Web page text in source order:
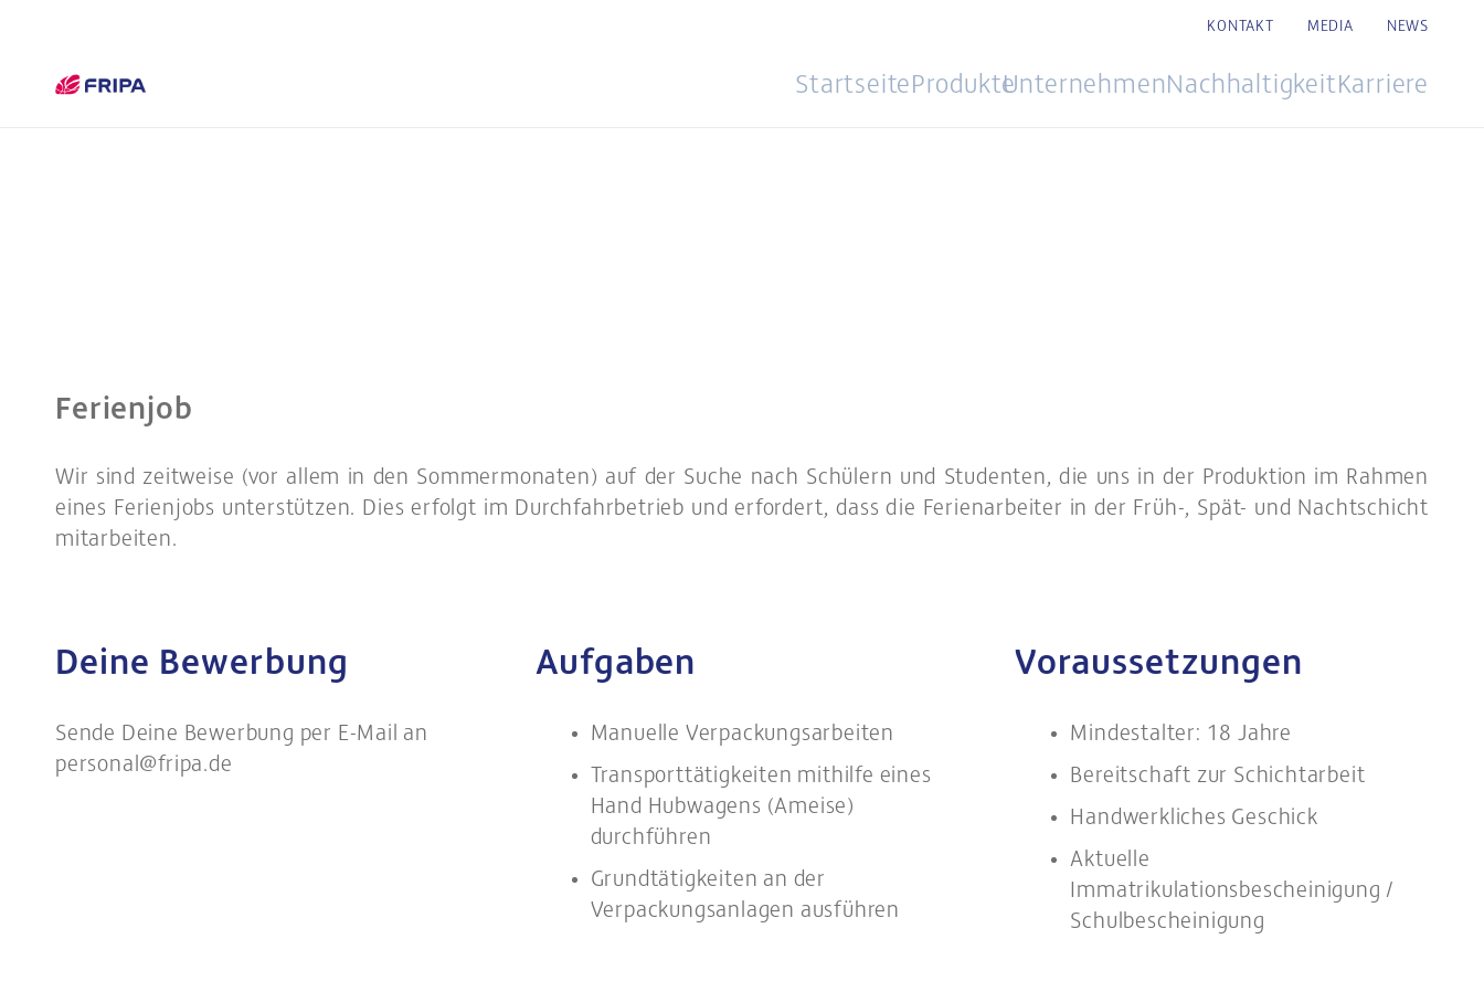
KONTAKT MEDIA NEWS
Startseite ProdukteUnternehmen Nachhaltigkeit Karriere
Ferienjob
Wir sind zeitweise (vor allem in den Sommermonaten) auf der Suche nach Schülern und Studenten, die uns in der Produktion im Rahmen
eines Ferienjobs unterstützen. Dies erfolgt im Durchfahrbetrieb und erfordert, dass die Ferienarbeiter in der Früh-, Spät- und Nachtschicht
mitarbeiten.
Deine Bewerbung
Sende Deine Bewerbung per E-Mail an
personal@fripa.de
Aufgaben
Manuelle Verpackungsarbeiten
Transporttätigkeiten mithilfe eines
Hand Hubwagens (Ameise)
durchführen
Grundtätigkeiten an der
Verpackungsanlagen ausführen
Voraussetzungen
Mindestalter: 18 Jahre
Bereitschaft zur Schichtarbeit
Handwerkliches Geschick
Aktuelle
Immatrikulationsbescheinigung /
Schulbescheinigung